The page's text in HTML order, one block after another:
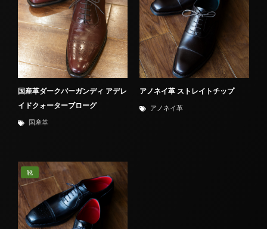
国産革ダークバーガンディ アデレ
イドクォーターブローグ
国産革
アノネイ革 ストレイトチップ
アノネイ革
靴